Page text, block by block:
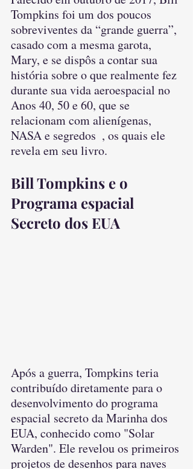
Tompkins foi um dos poucos
sobreviventes da “grande guerra”,
casado com a mesma garota,
Mary, e se dispôs a contar sua
história sobre o que realmente fez
durante sua vida aeroespacial no
Anos 40, 50 e 60, que se
relacionam com alienígenas,
NASA e segredos  , os quais ele
revela em seu livro.
Bill Tompkins e o
Programa espacial
Secreto dos EUA
Após a guerra, Tompkins teria
contribuído diretamente para o
desenvolvimento do programa
espacial secreto da Marinha dos
EUA, conhecido como "Solar
Warden". Ele revelou os primeiros
projetos de desenhos para naves